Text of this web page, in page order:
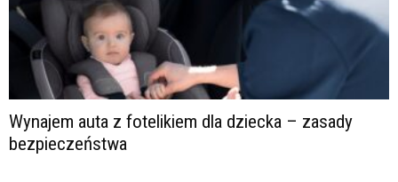
Wynajem auta z fotelikiem dla dziecka – zasady
bezpieczeństwa